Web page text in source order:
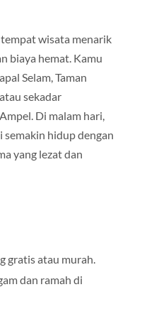
wisata menarik
biaya hemat. Kamu
Selam, Taman
sekadar
Di malam hari,
semakin hidup dengan
yang lezat dan
gratis atau murah.
dan ramah di